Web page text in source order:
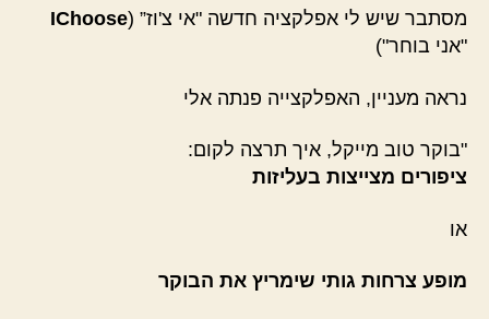
מסתבר שיש לי אפלקציה חדשה "אי צ'וז” (IChoose
"אני בוחר")
נראה מעניין, האפלקצייה פנתה אלי
"בוקר טוב מייקל, איך תרצה לקום:
ציפורים מצייצות בעליזות
או
מופע צרחות גותי שימריץ את הבוקר